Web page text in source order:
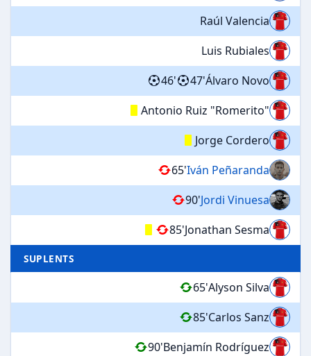
Raúl Valencia
Luis Rubiales
46'
47'Álvaro Novo
Antonio Ruiz "Romerito"
Jorge Cordero
65'Iván Peñaranda
90'Jordi Vinuesa
85'Jonathan Sesma
SUPLENTS
65'Alyson Silva
85'Carlos Sanz
90'Benjamín Rodríguez